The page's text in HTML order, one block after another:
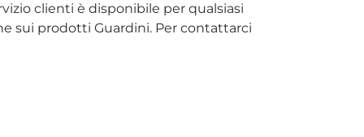
clienti è disponibile per qualsiasi
sui prodotti Guardini. Per contattarci